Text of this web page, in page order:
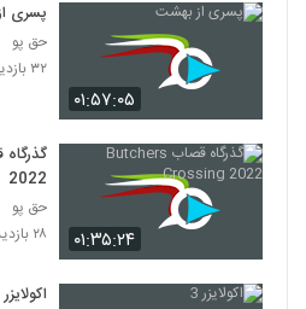
۰۱:۵۷:۰۵
پسری
حق پو
۳۲ بازدید
۰۱:۳۵:۲۴
2022
حق پو
۲۸ بازدید
اکولایزر 3